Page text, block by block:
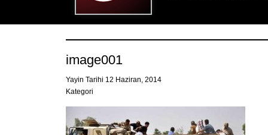
image001
Yayin Tarihi 12 Haziran, 2014
Kategori